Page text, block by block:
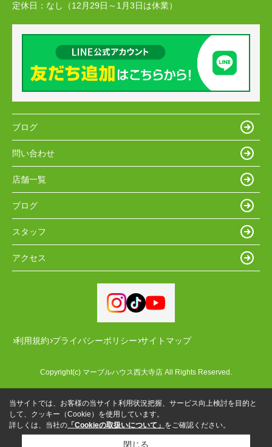
定休日： なし（12月29日～1月3日は休業）
ブログ
問い合わせ
店舗一覧
ブログ
スタッフ
アクセス
利用規約 プライバシーポリシー サイトマップ
Copyright(c) マーブルハウス西大寺店 All Rights Reserved.
当サイトでは、お客様の当サイト利用状況把握、サービス向上検討を目的と
して、クッキー（Cookie）を使用しています。
詳しくは、当社の 「Cookieの取扱いについて」 をご確認ください。
閉じる